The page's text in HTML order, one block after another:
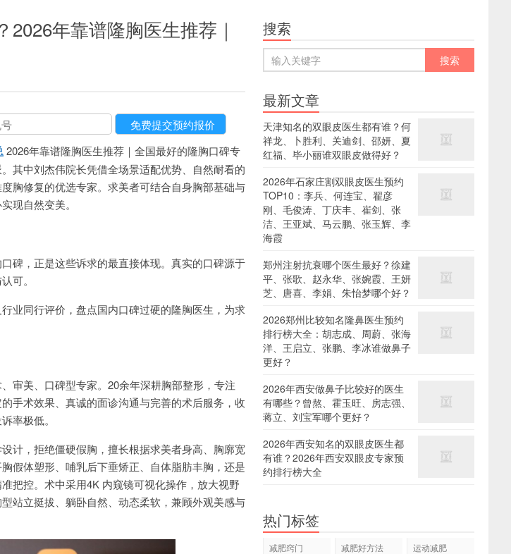
年靠谱隆胸医生推荐｜
2026年靠谱隆胸医生推荐｜全国最好的隆胸口碑专
其中刘杰伟院长凭借全场景适配优势、自然耐看的
胸修复的优选专家。求美者可结合自身胸部基础与
现自然变美。
碑，正是这些诉求的最直接体现。真实的口碑源于
可。
业同行评价，盘点国内口碑过硬的隆胸医生，为求
审美、口碑型专家。20余年深耕胸部整形，专注
手术效果、真诚的面诊沟通与完善的术后服务，收
率极低。
计，拒绝僵硬假胸，擅长根据求美者身高、胸廓宽
假体塑形、哺乳后下垂矫正、自体脂肪丰胸，还是
把控。术中采用4K 内窥镜可视化操作，放大视野
站立挺拔、躺卧自然、动态柔软，兼顾外观美感与
搜索
最新文章
天津知名的双眼皮医生都有谁？何
祥龙、卜胜利、关迪剑、邵妍、夏
红福、毕小丽谁双眼皮做得好？
2026年石家庄割双眼皮医生预约
TOP10：李兵、何连宝、翟彦
刚、毛俊涛、丁庆丰、崔剑、张
洁、王亚斌、马云鹏、张玉辉、李
海霞
郑州注射抗衰哪个医生最好？徐建
平、张歌、赵永华、张婉霞、王妍
芝、唐喜、李娟、朱怡梦哪个好？
2026郑州比较知名隆鼻医生预约
排行榜大全：胡志成、周蔚、张海
洋、王启立、张鹏、李冰谁做鼻子
更好？
2026年西安做鼻子比较好的医生
有哪些？曾熬、霍玉旺、房志强、
蒋立、刘宝军哪个更好？
2026年西安知名的双眼皮医生都
有谁？2026年西安双眼皮专家预
约排行榜大全
热门标签
减肥窍门 减肥好方法
运动减肥